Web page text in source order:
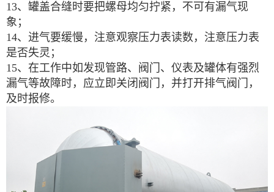
13、罐盖合缝时要把螺母均匀拧紧，不可有漏气现
象；
14、进气要缓慢，注意观察压力表读数，注意压力表
是否失灵；
15、在工作中如发现管路、阀门、仪表及罐体有强烈
漏气等故障时，应立即关闭阀门，并打开排气阀门，
及时报修。